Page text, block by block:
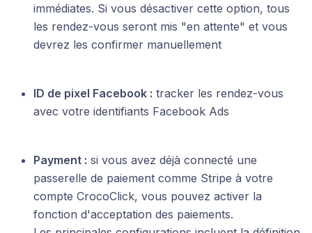
immédiates. Si vous désactiver cette option, tous
les rendez-vous seront mis "en attente" et vous
devrez les confirmer manuellement
ID de pixel Facebook : tracker les rendez-vous
avec votre identifiants Facebook Ads
Payment : si vous avez déjà connecté une
passerelle de paiement comme Stripe à votre
compte CrocoClick, vous pouvez activer la
fonction d'acceptation des paiements.